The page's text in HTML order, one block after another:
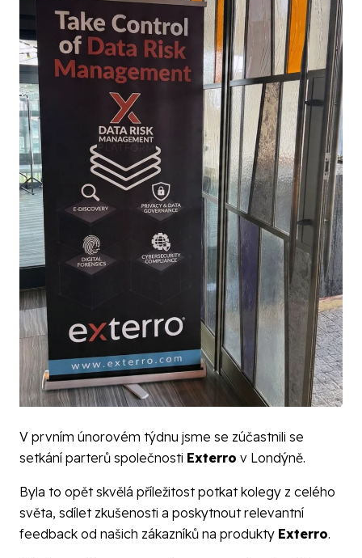
V prvním únorovém týdnu jsme se zúčastnili se
setkání parterů společnosti Exterro v Londýně.
Byla to opět skvělá příležitost potkat kolegy z celého
světa, sdílet zkušenosti a poskytnout relevantní
feedback od našich zákazníků na produkty Exterro.